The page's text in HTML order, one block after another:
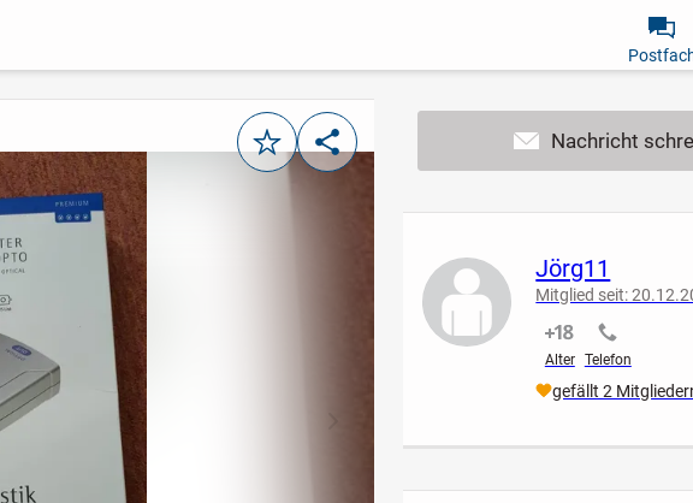
MerkenTeilen
Jörg11
Mitglied seit:
Alter
nicht verifiziert
Telefon
nicht
gefällt 2